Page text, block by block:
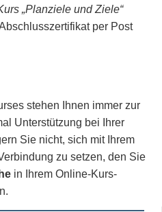
„Planziele und Ziele“
per Post
stehen Ihnen immer zur
Unterstützung bei Ihrer
Sie nicht, sich mit Ihrem
zu setzen, den Sie
in Ihrem Online-Kurs-